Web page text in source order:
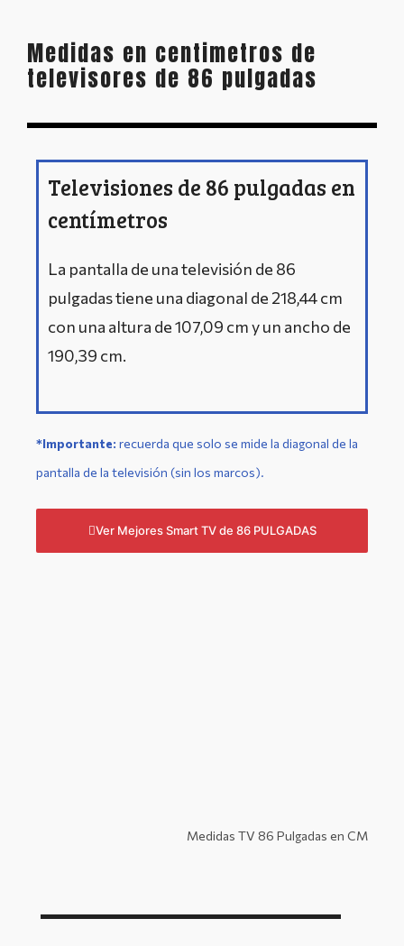
Medidas en centimetros de
televisores de 86 pulgadas
Televisiones de 86 pulgadas en
centímetros
La pantalla de una televisión de 86
pulgadas tiene una diagonal de 218,44 cm
con una altura de 107,09 cm y un ancho de
190,39 cm.
*Importante: recuerda que solo se mide la diagonal de la
pantalla de la televisión (sin los marcos).
Ver Mejores Smart TV de 86 PULGADAS
Medidas TV 86 Pulgadas en CM